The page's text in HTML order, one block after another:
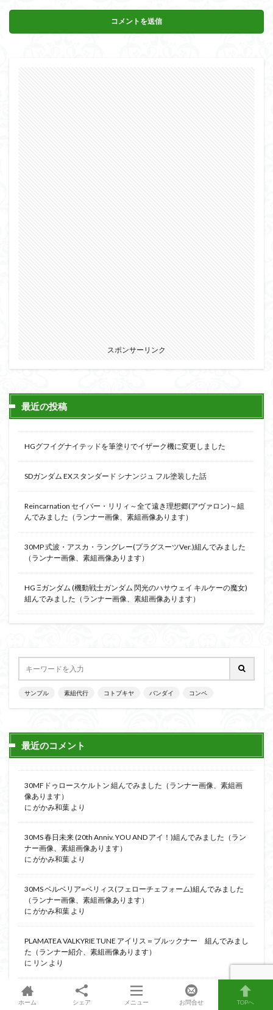
スポンサーリンク
最近の投稿
HGグフイグナイテッドを筆塗りでイザーク機に変更しました
SDガンダム EXスタンダード シナンジュ フル塗装した話
Reincarnation セイバー・リリィ～全て遠き理想郷(アヴァロン)～組
んでみました（ランナー画像、素組画像あります）
30MP 式波・アスカ・ラングレー(プラグスーツVer.)組んでみました
（ランナー画像、素組画像あります）
HG Ξガンダム (機動戦士ガンダム 閃光のハサウェイ キルケーの魔女)
組んでみました（ランナー画像、素組画像あります）
サンプル 素組代行 コトブキヤ バンダイ コンペ
最近のコメント
30MFドゥロースケルトン 組んでみました（ランナー画像、素組画
像あります）
に がかみ和葉 より
30MS 春日未来 (20th Anniv. YOU AND アイ！)組んでみました（ラン
ナー画像、素組画像あります）
に がかみ和葉 より
30MS ベルベリア=ベリィス(フェローチェフォーム)組んでみました
（ランナー画像、素組画像あります）
に がかみ和葉 より
PLAMATEA VALKYRIE TUNE アイリス＝ブルックナー 組んでみまし
た（ランナー紹介、素組画像あります）
に リン より
30MS ベルベリア=ベリィス(フェローチェフォーム)組んでみました
（ランナー画像、素組画像あります）
ホーム シェア メニュー お問合せ TOPへ